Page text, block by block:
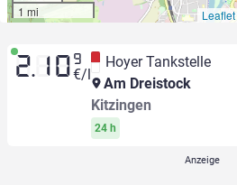
1 mi
Leaflet
2.10 9
€/l
Hoyer Tankstelle
Am Dreistock
Kitzingen
24 h